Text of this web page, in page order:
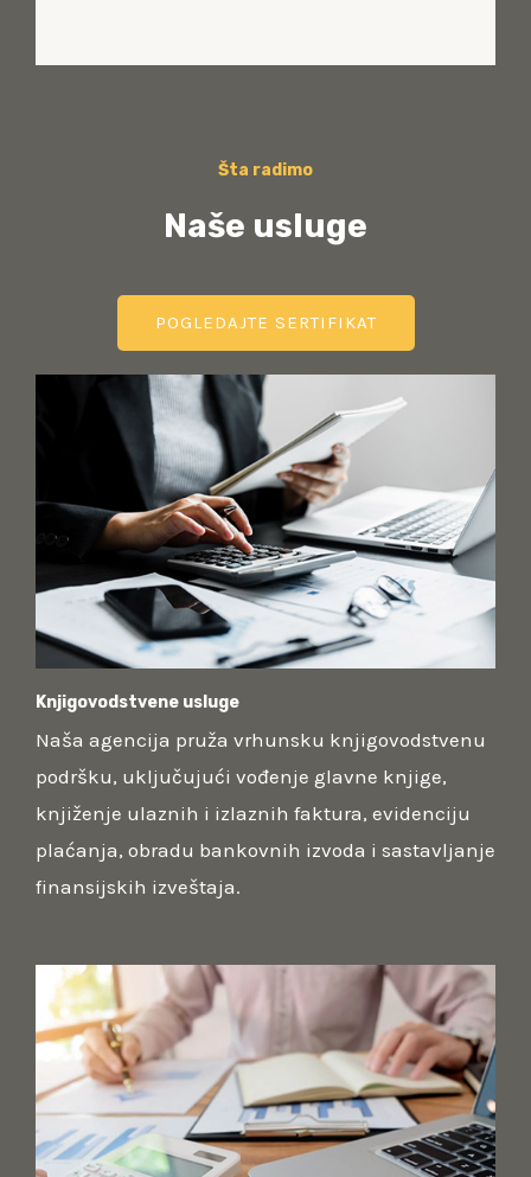
Šta radimo
Naše usluge
POGLEDAJTE SERTIFIKAT
Knjigovodstvene usluge
Naša agencija pruža vrhunsku knjigovodstvenu
podršku, uključujući vođenje glavne knjige,
knjiženje ulaznih i izlaznih faktura, evidenciju
plaćanja, obradu bankovnih izvoda i sastavljanje
finansijskih izveštaja.